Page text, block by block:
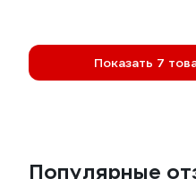
Показать 7
Популярные